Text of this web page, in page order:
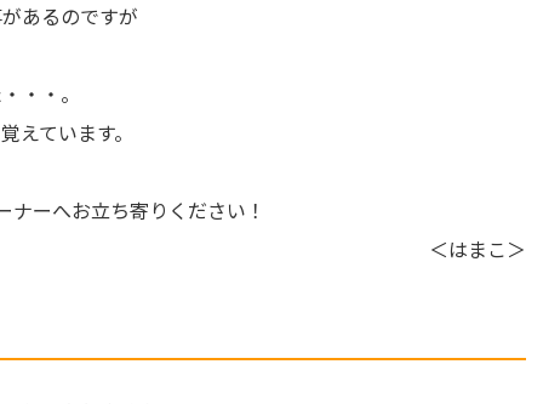
あるのですが
・・。
えています。
ーへお立ち寄りください！
＜はまこ＞